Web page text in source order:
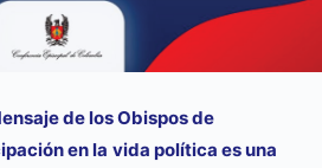
de los Obispos de
en la vida política es una